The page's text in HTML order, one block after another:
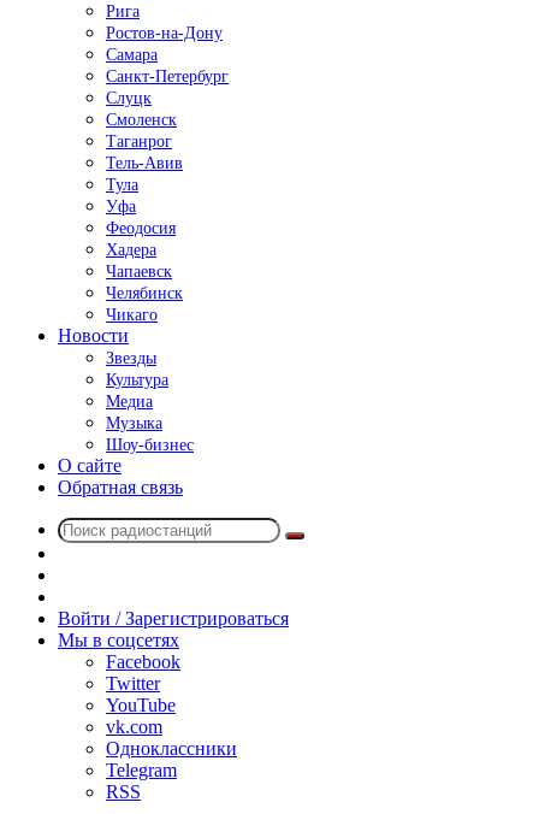
Рига
Ростов-на-Дону
Самара
Санкт-Петербург
Слуцк
Смоленск
Таганрог
Тель-Авив
Тула
Уфа
Феодосия
Хадера
Чапаевск
Челябинск
Чикаго
Новости
Звезды
Культура
Медиа
Музыка
Шоу-бизнес
О сайте
Обратная связь
Поиск
радио
Войти / Зарегистрироваться
Мы в соцсетях
Facebook
Twitter
YouTube
vk.com
Одноклассники
Telegram
RSS